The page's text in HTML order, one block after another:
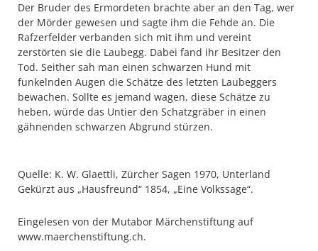
Der Bruder des Ermordeten brachte aber an den Tag, wer
der Mörder gewesen und sagte ihm die Fehde an. Die
Rafzerfelder verbanden sich mit ihm und vereint
zerstörten sie die Laubegg. Dabei fand ihr Besitzer den
Tod. Seither sah man einen schwarzen Hund mit
funkelnden Augen die Schätze des letzten Laubeggers
bewachen. Sollte es jemand wagen, diese Schätze zu
heben, würde das Untier den Schatzgräber in einen
gähnenden schwarzen Abgrund stürzen.
Quelle: K. W. Glaettli, Zürcher Sagen 1970, Unterland
Gekürzt aus „Hausfreund“ 1854, „Eine Volkssage“.
Eingelesen von der Mutabor Märchenstiftung auf
www.maerchenstiftung.ch.